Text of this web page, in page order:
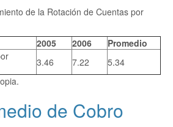
de la Rotación de Cuentas por
2005 2006
Promedio
3.46 7.22
5.34
de Cobro